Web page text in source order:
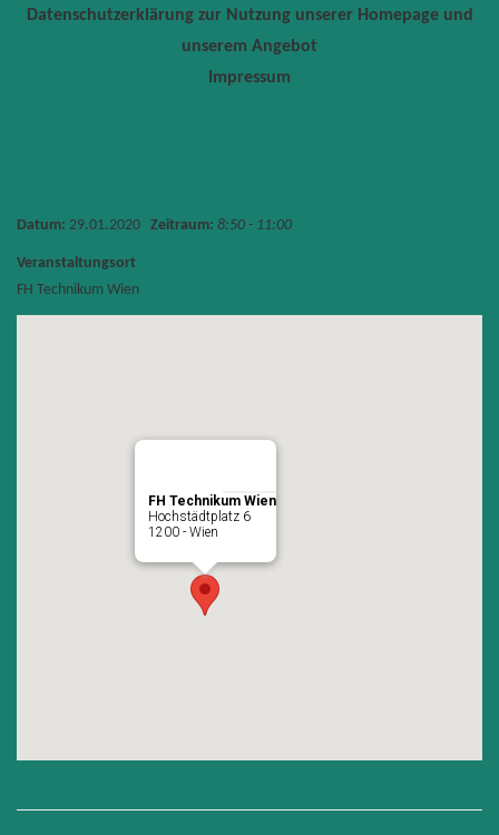
Datenschutzerklärung zur Nutzung unserer Homepage und
unserem Angebot
Impressum
Datum: 29.01.2020 Zeitraum: 8:50 - 11:00
Veranstaltungsort
FH Technikum Wien
FH Technikum Wien
Hochstädtplatz 6
1200 - Wien